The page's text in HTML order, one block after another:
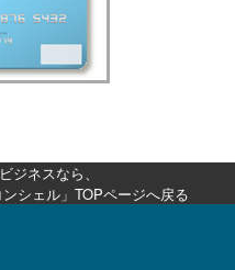
ジネスなら、
シェル」TOPページへ戻る